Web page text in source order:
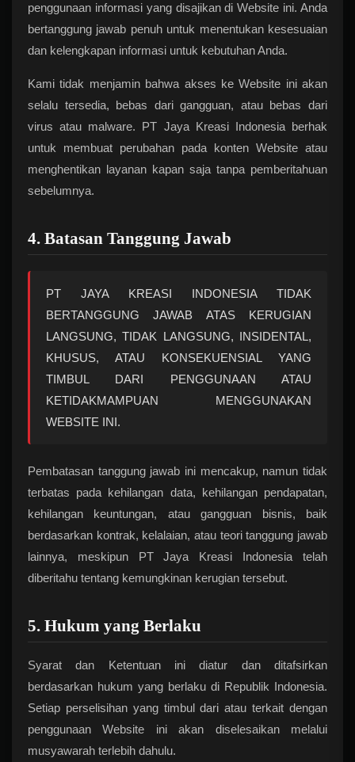
penggunaan informasi yang disajikan di Website ini. Anda
bertanggung jawab penuh untuk menentukan kesesuaian
dan kelengkapan informasi untuk kebutuhan Anda.
Kami tidak menjamin bahwa akses ke Website ini akan
selalu tersedia, bebas dari gangguan, atau bebas dari
virus atau malware. PT Jaya Kreasi Indonesia berhak
untuk membuat perubahan pada konten Website atau
menghentikan layanan kapan saja tanpa pemberitahuan
sebelumnya.
4. Batasan Tanggung Jawab
PT JAYA KREASI INDONESIA TIDAK
BERTANGGUNG JAWAB ATAS KERUGIAN
LANGSUNG, TIDAK LANGSUNG, INSIDENTAL,
KHUSUS, ATAU KONSEKUENSIAL YANG
TIMBUL DARI PENGGUNAAN ATAU
KETIDAKMAMPUAN MENGGUNAKAN
WEBSITE INI.
Pembatasan tanggung jawab ini mencakup, namun tidak
terbatas pada kehilangan data, kehilangan pendapatan,
kehilangan keuntungan, atau gangguan bisnis, baik
berdasarkan kontrak, kelalaian, atau teori tanggung jawab
lainnya, meskipun PT Jaya Kreasi Indonesia telah
diberitahu tentang kemungkinan kerugian tersebut.
5. Hukum yang Berlaku
Syarat dan Ketentuan ini diatur dan ditafsirkan
berdasarkan hukum yang berlaku di Republik Indonesia.
Setiap perselisihan yang timbul dari atau terkait dengan
penggunaan Website ini akan diselesaikan melalui
musyawarah terlebih dahulu.